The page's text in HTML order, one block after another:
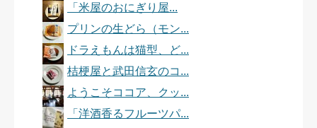
「米屋のおにぎり屋...
プリンの生どら（モン...
ドラえもんは猫型、ど...
桔梗屋と武田信玄のコ...
ようこそココア、クッ...
「洋酒香るフルーツパ...